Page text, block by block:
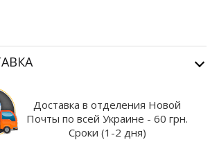
Доставка в отделения Новой
Почты по всей Украине - 60 грн.
Сроки (1-2 дня)